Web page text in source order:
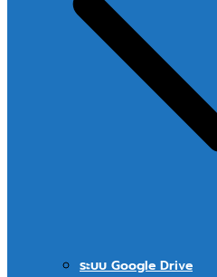
ระบบ Google Drive